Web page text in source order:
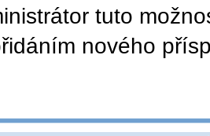
tuto
nového